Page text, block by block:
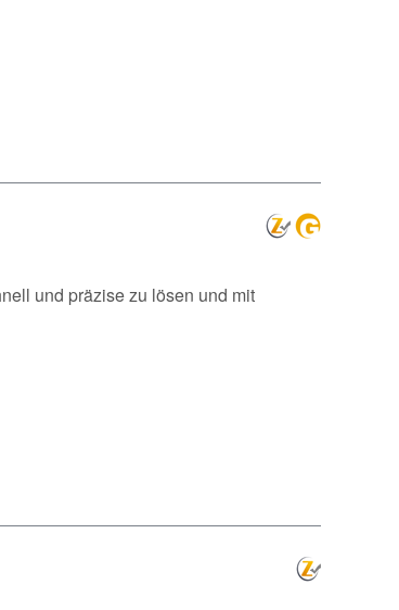
und präzise zu lösen und mit